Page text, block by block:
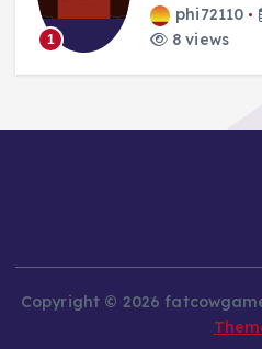
1
phi72110
8 views
Copyright © 2026